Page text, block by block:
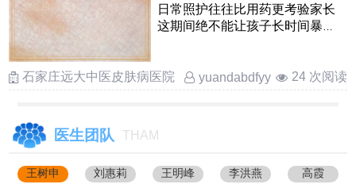
日常照护往往比用药更考验家长
这期间绝不能让孩子长时间暴
石家庄远大中医皮肤病医院 yuandabdfyy 24 次阅读
医生团队 THAM
王树申 刘惠莉 王明峰 李洪燕 高霞